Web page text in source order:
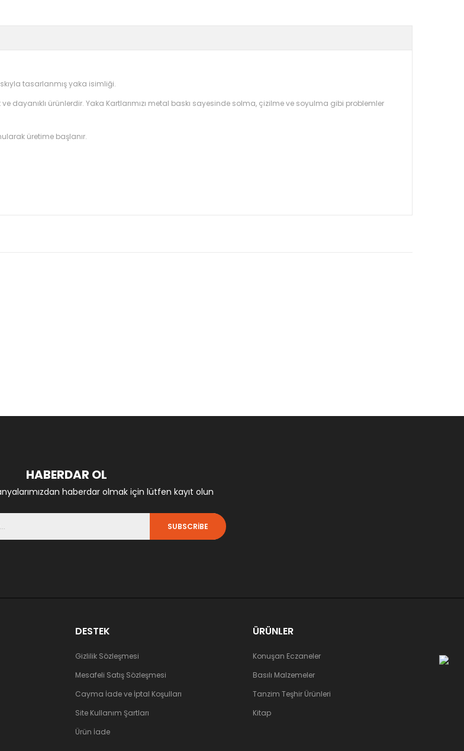
tasarlanmış yaka isimliği.
dayanıklı ürünlerdir. Yaka Kartlarımızı metal baskı sayesinde solma, çizilme ve soyulma gibi problemler
üretime başlanır.
HABERDAR OL
haberdar olmak için lütfen kayıt olun
SUBSCRIBE
DESTEK
Gizlilik Sözleşmesi
Mesafeli Satış Sözleşmesi
Cayma İade ve İptal Koşulları
Site Kullanım Şartları
Ürün İade
ÜRÜNLER
Konuşan Eczaneler
Basılı Malzemeler
Tanzim Teşhir Ürünleri
Kitap